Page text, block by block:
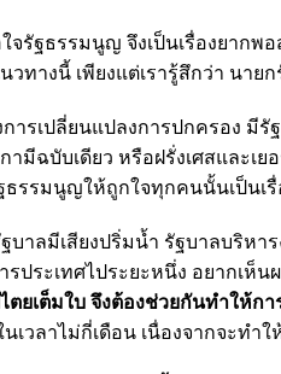
รัฐธรรมนูญ จึงเป็นเรื่องยากพ
วทางนี้ เพียงแต่เรารู้สึกว่า นา
ารเปลี่ยนแปลงการปกครอง มี
ามีฉบับเดียว หรือฝรั่งเศสและ
ธรรมนูญให้ถูกใจทุกคนนั้นเป็นเ
ฐบาลมีเสียงปริ่มน้ำ รัฐบาลบริห
รประเทศไประยะหนึ่ง อยากเห็น
ตยเต็มใบ จึงต้องช่วยกันทำให้ก
เวลาไม่กี่เดือน เนื่องจากจะทำ